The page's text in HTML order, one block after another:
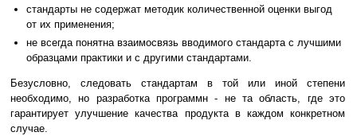
стандарты не содержат методик количественной оценки выгод
от их применения;
не всегда понятна взаимосвязь вводимого стандарта с лучшими
образцами практики и с другими стандартами.
Безусловно, следовать стандартам в той или иной степени
необходимо, но разработка программн - не та область, где это
гарантирует улучшение качества продукта в каждом конкретном
случае.